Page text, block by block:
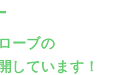
ーブの
しています！